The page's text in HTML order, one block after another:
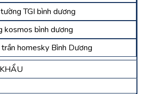
TGI bình dương
kosmos bình dương
homesky Bình Dương